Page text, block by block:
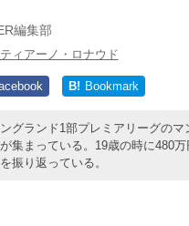
編集部
ィアーノ・ロナウド
B! Bookmark
グランド1部プレミアリーグの
集まっている。19歳の時に480
振り返っている。